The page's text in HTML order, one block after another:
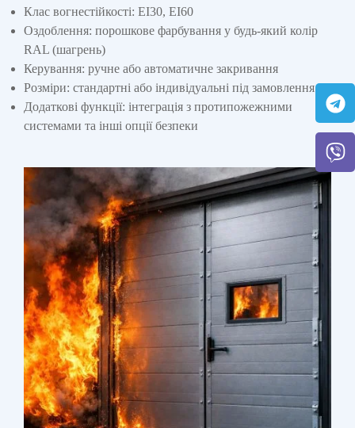
Клас вогнестійкості: EI30, EI60
Оздоблення: порошкове фарбування у будь-який колір
RAL (шагрень)
Керування: ручне або автоматичне закривання
Розміри: стандартні або індивідуальні під замовлення
Додаткові функції: інтеграція з протипожежними
системами та інші опції безпеки